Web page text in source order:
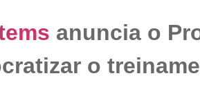
anuncia o
o